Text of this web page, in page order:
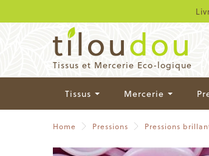
Tissus et Mercerie Eco-logique
Tissus Mercerie
Home Pressions Pressions